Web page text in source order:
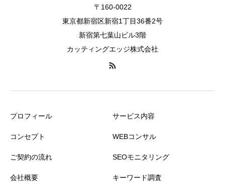
〒160-0022
東京都新宿区新宿1丁目36番2号
新宿第七葉山ビル3階
カッティングエッジ株式会社
プロフィール
コンセプト
ご契約の流れ
会社概要
サービス内容
WEBコンサル
SEOモニタリング
キーワード調査